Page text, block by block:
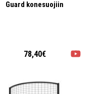
Guard konesuojiin
78,40€